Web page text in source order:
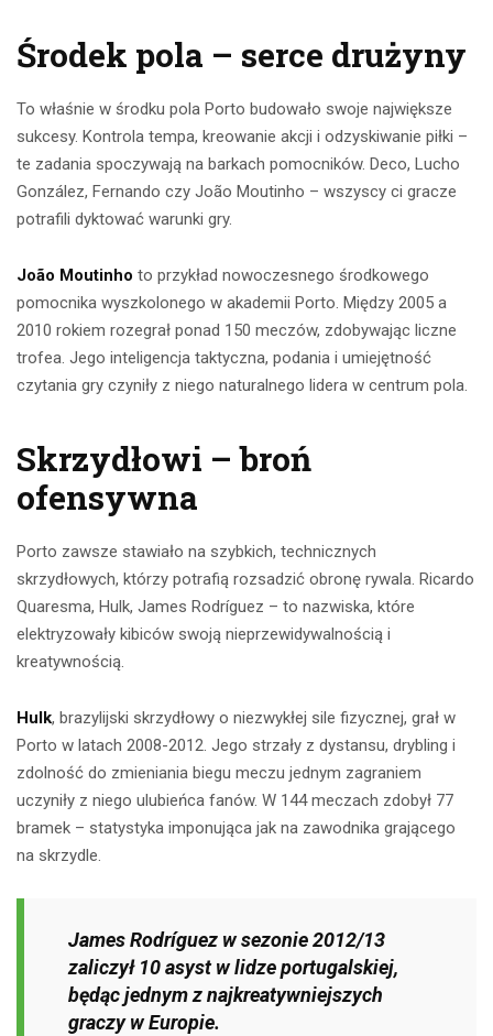
Środek pola – serce drużyny
To właśnie w środku pola Porto budowało swoje największe
sukcesy. Kontrola tempa, kreowanie akcji i odzyskiwanie piłki –
te zadania spoczywają na barkach pomocników. Deco, Lucho
González, Fernando czy João Moutinho – wszyscy ci gracze
potrafili dyktować warunki gry.
João Moutinho to przykład nowoczesnego środkowego
pomocnika wyszkolonego w akademii Porto. Między 2005 a
2010 rokiem rozegrał ponad 150 meczów, zdobywając liczne
trofea. Jego inteligencja taktyczna, podania i umiejętność
czytania gry czyniły z niego naturalnego lidera w centrum pola.
Skrzydłowi – broń
ofensywna
Porto zawsze stawiało na szybkich, technicznych
skrzydłowych, którzy potrafią rozsadzić obronę rywala. Ricardo
Quaresma, Hulk, James Rodríguez – to nazwiska, które
elektryzowały kibiców swoją nieprzewidywalnością i
kreatywnością.
Hulk, brazylijski skrzydłowy o niezwykłej sile fizycznej, grał w
Porto w latach 2008-2012. Jego strzały z dystansu, drybling i
zdolność do zmieniania biegu meczu jednym zagraniem
uczyniły z niego ulubieńca fanów. W 144 meczach zdobył 77
bramek – statystyka imponująca jak na zawodnika grającego
na skrzydle.
James Rodríguez w sezonie 2012/13
zaliczył 10 asyst w lidze portugalskiej,
będąc jednym z najkreatywniejszych
graczy w Europie.